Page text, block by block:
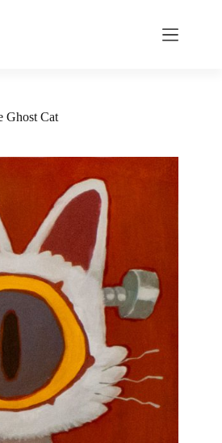
Ghost Cat